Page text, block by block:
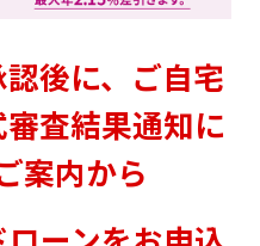
後に、ご自宅
査結果通知に
案内から